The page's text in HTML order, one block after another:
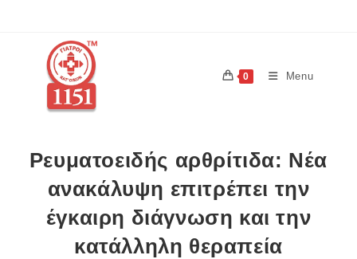
0 Menu
Ρευματοειδής αρθρίτιδα: Νέα
ανακάλυψη επιτρέπει την
έγκαιρη διάγνωση και την
κατάλληλη θεραπεία